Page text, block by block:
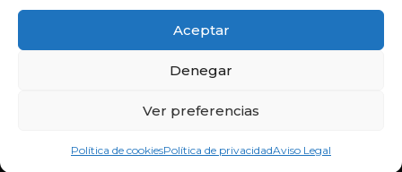
Aceptar
Denegar
Ver preferencias
Política de cookiesPolítica de privacidadAviso Legal
English
© 2026 Marine Services Rov